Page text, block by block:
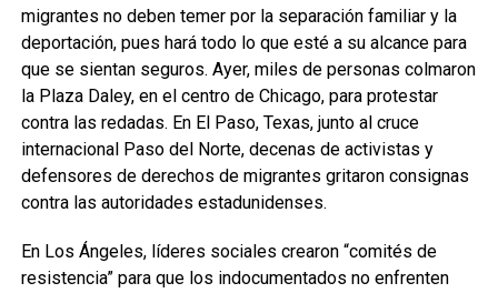
migrantes no deben temer por la separación familiar y la
deportación, pues hará todo lo que esté a su alcance para
que se sientan seguros. Ayer, miles de personas colmaron
la Plaza Daley, en el centro de Chicago, para protestar
contra las redadas. En El Paso, Texas, junto al cruce
internacional Paso del Norte, decenas de activistas y
defensores de derechos de migrantes gritaron consignas
contra las autoridades estadunidenses.
En Los Ángeles, líderes sociales crearon “comités de
resistencia” para que los indocumentados no enfrenten